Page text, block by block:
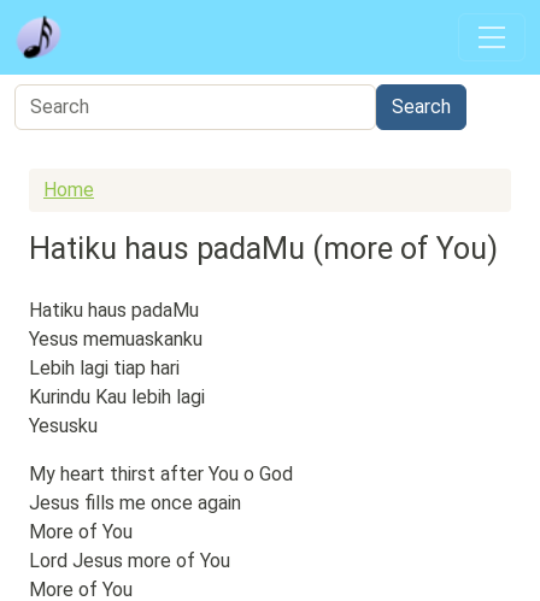
Skip to main content
Home
Hatiku haus padaMu (more of You)
Hatiku haus padaMu
Yesus memuaskanku
Lebih lagi tiap hari
Kurindu Kau lebih lagi
Yesusku
My heart thirst after You o God
Jesus fills me once again
More of You
Lord Jesus more of You
More of You